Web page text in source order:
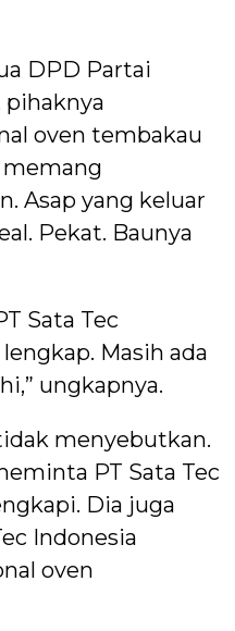
DPD Partai
pihaknya
oven tembakau
memang
Asap yang keluar
Pekat. Baunya
Sata Tec
Masih ada
ungkapnya.
menyebutkan.
PT Sata Tec
Dia juga
Indonesia
oven